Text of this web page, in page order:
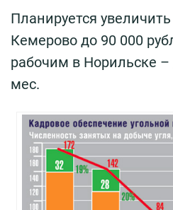
Планируется
Кемерово до 90 000
рабочим в Норильске –
мес.